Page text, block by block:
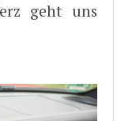
geht uns